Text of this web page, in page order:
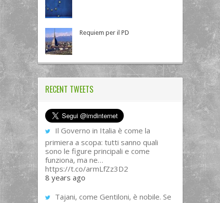
Requiem per il PD
RECENT TWEETS
Il Governo in Italia è come la
primiera a scopa: tutti sanno quali
sono le figure principali e come
funziona, ma ne…
https://t.co/armLfZz3D2
8 years ago
Tajani, come Gentiloni, è nobile. Se